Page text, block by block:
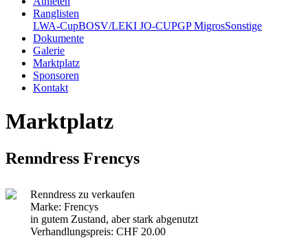
Ranglisten
LWA-CupBOSV/LEKI JO-CUPGP MigrosSonstige
Dokumente
Galerie
Marktplatz
Sponsoren
Kontakt
Marktplatz
Renndress Frencys
Renndress zu verkaufen
Marke: Frencys
in gutem Zustand, aber stark abgenutzt
Verhandlungspreis: CHF 20.00